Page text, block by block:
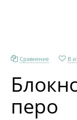
Сравнение В
перо